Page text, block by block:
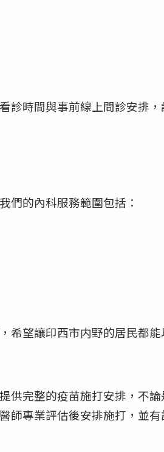
診時間與事前線上問診安排
們的內科服務範圍包括：
希望讓印西市内野的居民都
供完整的疫苗施打安排，不
專業評估後安排施打，並有